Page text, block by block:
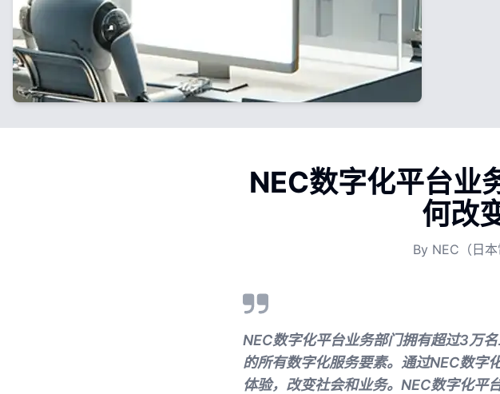
NEC数字化平台业
何改
By NEC（日本
NEC数字化平台业务部门拥有超过3万
的所有数字化服务要素。通过NEC数字
体验，改变社会和业务。NEC数字化平